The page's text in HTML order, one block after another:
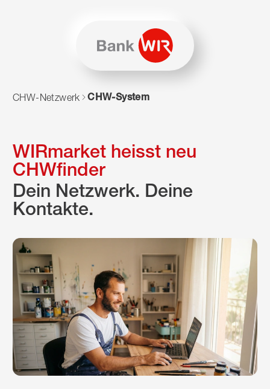
Zum Navigieren dieser Seite wird JavaScript benötigt.
CHW-Netzwerk CHW-System
WIRmarket heisst neu
CHWfinder
Dein Netzwerk. Deine
Kontakte.